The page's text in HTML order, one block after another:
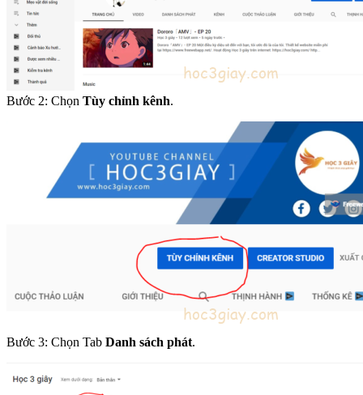
Bước 2: Chọn Tùy chỉnh kênh.
Bước 3: Chọn Tab Danh sách phát.